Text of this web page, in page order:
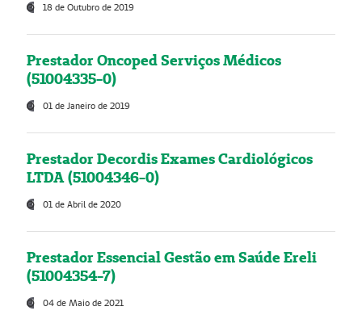
18 de Outubro de 2019
Prestador Oncoped Serviços Médicos
(51004335-0)
01 de Janeiro de 2019
Prestador Decordis Exames Cardiológicos
LTDA (51004346-0)
01 de Abril de 2020
Prestador Essencial Gestão em Saúde Ereli
(51004354-7)
04 de Maio de 2021